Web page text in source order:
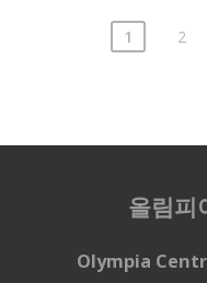
1 2
올림피
Olympia